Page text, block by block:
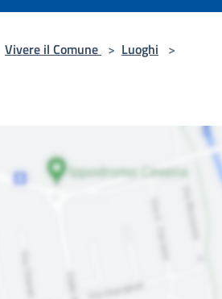
Vivere il Comune > Luoghi >